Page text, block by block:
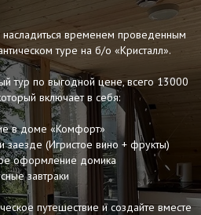
насладиться временем проведенным
туре на б/о «Кристалл».
тур по выгодной цене, всего 13000
включает в себя:
в доме «Комфорт»
заезде (Игристое вино + фрукты)
оформление домика
завтраки
путешествие и создайте вместе